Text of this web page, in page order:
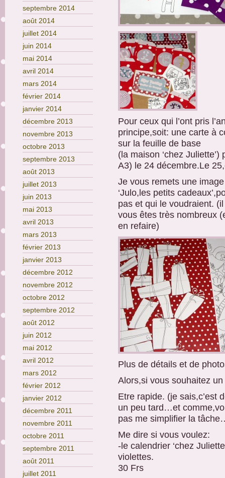
septembre 2014
août 2014
juillet 2014
juin 2014
mai 2014
avril 2014
mars 2014
février 2014
janvier 2014
décembre 2013
novembre 2013
octobre 2013
septembre 2013
août 2013
juillet 2013
juin 2013
mai 2013
avril 2013
mars 2013
février 2013
janvier 2013
décembre 2012
novembre 2012
octobre 2012
septembre 2012
août 2012
juin 2012
mai 2012
avril 2012
mars 2012
février 2012
janvier 2012
décembre 2011
novembre 2011
octobre 2011
septembre 2011
août 2011
juillet 2011
Pour ceux qui l’ont pris
principe,soit: une carte à
sur la feuille de base
(la maison ‘chez
A3) le 24 décembre.Le
Je vous remets une
‘Julo,les petits
pas et qui le voudraient.
vous êtes très nombreux
en refaire)
Plus de détails et de
Alors,si vous souhaitez
Etre rapide. (je sais,c’est
un peu tard…et
pas me simplifier la
Me dire si vous voulez:
-le calendrier ‘chez
violettes.
30 Frs